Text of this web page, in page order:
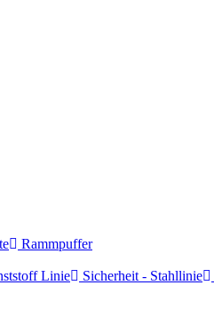
Rammpuffer
Linie Sicherheit - Stahllinie